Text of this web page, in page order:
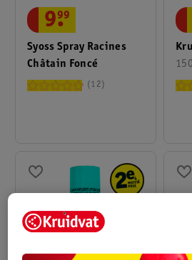
Syoss Spray Racines
Châtain Foncé
9.
99
12